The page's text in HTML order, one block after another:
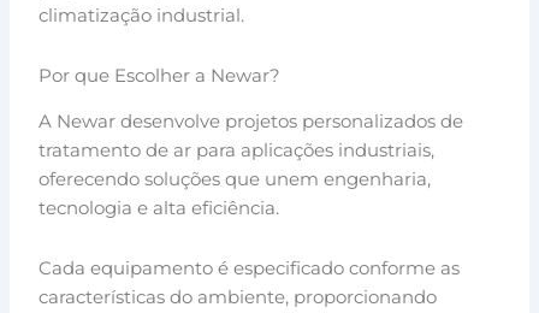
climatização industrial.
Por que Escolher a Newar?
A Newar desenvolve projetos personalizados de
tratamento de ar para aplicações industriais,
oferecendo soluções que unem engenharia,
tecnologia e alta eficiência.
Cada equipamento é especificado conforme as
características do ambiente, proporcionando